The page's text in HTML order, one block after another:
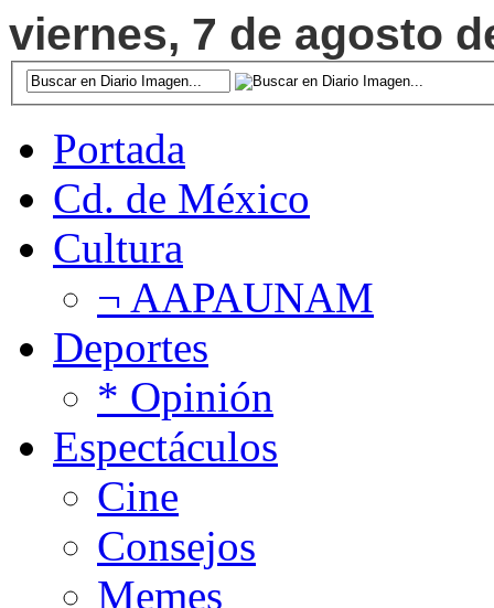
viernes, 7 de agosto
Portada
Cd. de México
Cultura
¬ AAPAUNAM
Deportes
* Opinión
Espectáculos
Cine
Consejos
Memes